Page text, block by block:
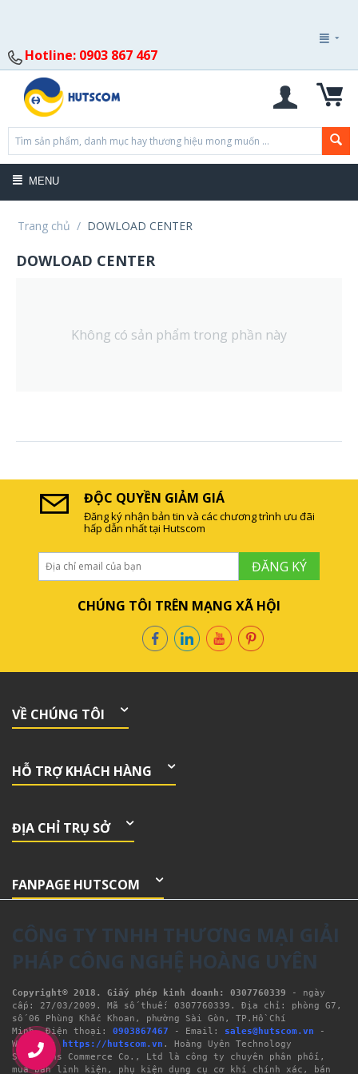
Hotline: 0903 867 467
MENU
Trang chủ / DOWLOAD CENTER
DOWLOAD CENTER
Không có sản phẩm trong phần này
ĐỘC QUYỀN GIẢM GIÁ
Đăng ký nhận bản tin và các chương trình ưu đãi
hấp dẫn nhất tại Hutscom
ĐĂNG KÝ
CHÚNG TÔI TRÊN MẠNG XÃ HỘI
VỀ CHÚNG TÔI
HỖ TRỢ KHÁCH HÀNG
ĐỊA CHỈ TRỤ SỞ
FANPAGE HUTSCOM
CÔNG TY TNHH THƯƠNG MẠI GIẢI
PHÁP CÔNG NGHỆ HOÀNG UYÊN
Copyright® 2018. Giấy phép kinh doanh: 0307760339
- ngày
cấp: 27/03/2009. Mã số thuế: 0307760339. Địa chỉ: phòng G7,
số 06 Phùng Khắc Khoan, phường Sài Gòn, TP.Hồ Chí
Minh. Điện thoại: 0903867467 - Email: sales@hutscom.vn -
Website: https://hutscom.vn . Hoàng Uyên Technology
Solutions Commerce Co., Ltd là công ty chuyên phân phối,
mua bán linh kiện, phụ kiện dụng cụ cơ khí chính xác, bán